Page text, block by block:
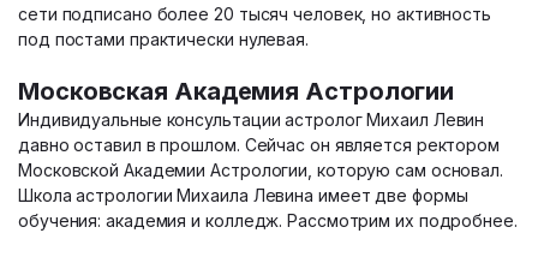
сети подписано более 20 тысяч человек, но активность
под постами практически нулевая.
Московская Академия Астрологии
Индивидуальные консультации астролог Михаил Левин
давно оставил в прошлом. Сейчас он является ректором
Московской Академии Астрологии, которую сам основал.
Школа астрологии Михаила Левина имеет две формы
обучения: академия и колледж. Рассмотрим их подробнее.